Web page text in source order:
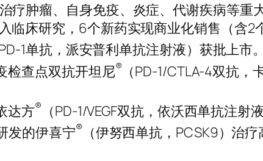
疗肿瘤、自身免疫、炎症、代谢疾病等重
临床研究，6个新药实现商业化销售（含2
PD-1单抗，派安普利单抗注射液）获批上市。
检查点双抗开坦尼® （PD-1/CTLA-4双抗，
达方® （PD-1/VEGF双抗，依沃西单抗注射
发的伊喜宁® （伊努西单抗，PCSK9）治